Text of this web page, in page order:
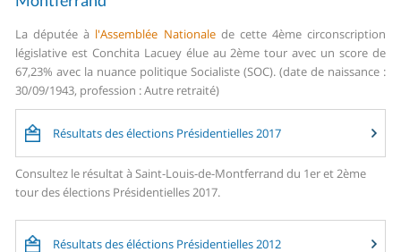
La députée à l'Assemblée Nationalede cette 4ème circonscription
législative est Conchita Lacuey élue au 2ème tour avec un score de
67,23% avec la nuance politique Socialiste (SOC). (date de naissance :
30/09/1943, profession : Autre retraité)
Résultats des élections Présidentielles 2017
Consultez le résultat à Saint-Louis-de-Montferrand du 1er et 2ème
tour des élections Présidentielles 2017.
Résultats des éléctions Présidentielles 2012